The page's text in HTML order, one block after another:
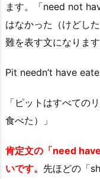
ます。「need not
はなかった（けどし
難を表す文になります
Pit needn’t have
「ピットはすべての
食べた）」
肯定文の「need
いです。 先ほどの「